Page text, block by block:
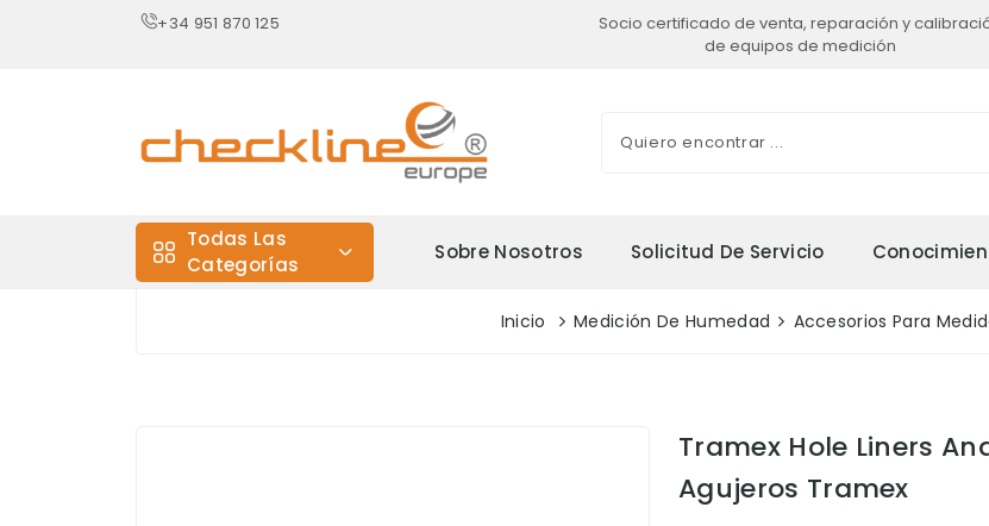
+34 951 870 125
Socio certificado de venta, reparación y
de equipos de medición
Todas Las
Categorías
Sobre Nosotros Solicitud De Servicio
Inicio Medición De Humedad Accesorios Para
Tramex Hole Liners
Agujeros Tramex